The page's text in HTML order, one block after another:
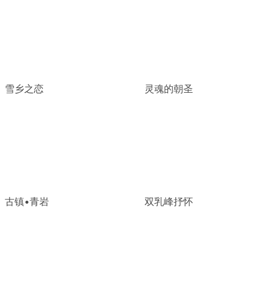
雪乡之恋 灵魂的朝圣
古镇•青岩 双乳峰抒怀